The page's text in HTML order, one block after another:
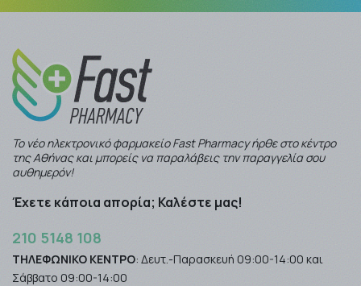
Το νέο ηλεκτρονικό φαρμακείο Fast Pharmacy ήρθε στο κέντρο
της Αθήνας και μπορείς να παραλάβεις την παραγγελία σου
αυθημερόν!
Έχετε κάποια απορία; Καλέστε μας!
210 5148 108
ΤΗΛΕΦΩΝΙΚΟ ΚΕΝΤΡΟ: Δευτ.-Παρασκευή 09:00-14:00 και
Σάββατο 09:00-14:00